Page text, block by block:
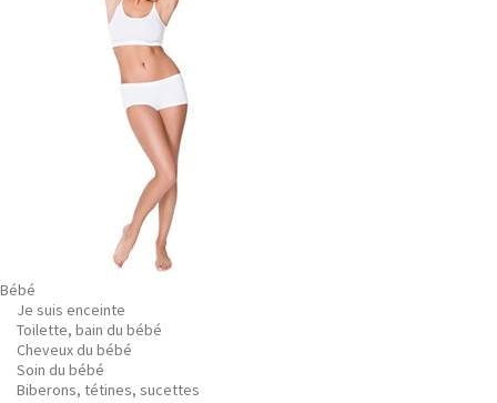
Bébé
Je suis enceinte
Toilette, bain du bébé
Cheveux du bébé
Soin du bébé
Biberons, tétines, sucettes